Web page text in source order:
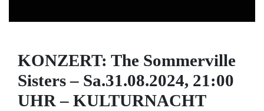
KONZERT: The Sommerville
Sisters – Sa.31.08.2024, 21:00
UHR – KULTURNACHT